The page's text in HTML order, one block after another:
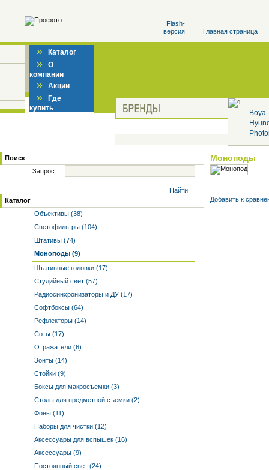
Flash-
версия
Главная страница
» Каталог
» О
компании
» Акции
» Где
купить
Boya
Поиск
Запрос
Найти
Каталог
Объективы (38)
Светофильтры (104)
Штативы (74)
Моноподы (9)
Штативные головки (17)
Студийный свет (57)
Радиосинхронизаторы и ДУ (17)
Софтбоксы (64)
Рефлекторы (14)
Соты (17)
Отражатели (6)
Зонты (14)
Стойки (9)
Боксы для макросъемки (3)
Столы для предметной съемки (2)
Фоны (11)
Наборы для чистки (12)
Аксессуары для вспышек (16)
Аксессуары (9)
Постоянный свет (24)
Моноподы
Добавить к